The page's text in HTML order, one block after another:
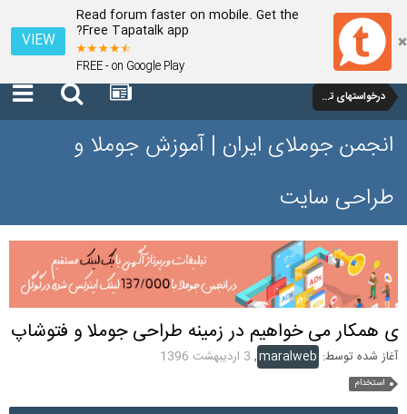
Read forum faster on mobile. Get the
Free Tapatalk app?
FREE - on Google Play
VIEW
درخواستهای تجاری و نیازمندیها
انجمن جوملای ایران | آموزش جوملا و
طراحی سایت
ی همکار می خواهیم در زمینه طراحی جوملا و فتوشاپ
آغاز شده توسط: maralweb
, 3 اردیبهشت 1396
استخدام